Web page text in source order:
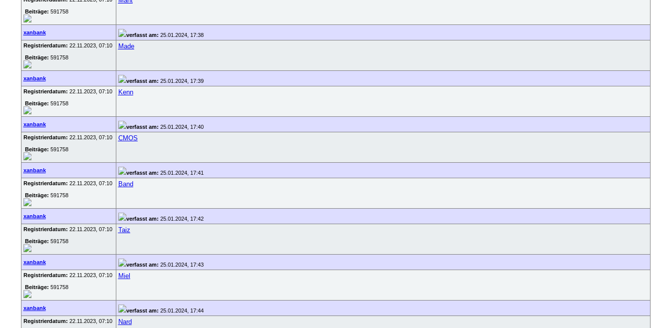
Beiträge: 591758
xanbank verfasst am: 25.01.2024, 17:38
Registrierdatum: 22.11.2023, 07:10
Beiträge: 591758
Made
xanbank verfasst am: 25.01.2024, 17:39
Registrierdatum: 22.11.2023, 07:10
Beiträge: 591758
Kenn
xanbank verfasst am: 25.01.2024, 17:40
Registrierdatum: 22.11.2023, 07:10
Beiträge: 591758
CMOS
xanbank verfasst am: 25.01.2024, 17:41
Registrierdatum: 22.11.2023, 07:10
Beiträge: 591758
Band
xanbank verfasst am: 25.01.2024, 17:42
Registrierdatum: 22.11.2023, 07:10
Beiträge: 591758
Taiz
xanbank verfasst am: 25.01.2024, 17:43
Registrierdatum: 22.11.2023, 07:10
Beiträge: 591758
Miel
xanbank verfasst am: 25.01.2024, 17:44
Registrierdatum: 22.11.2023, 07:10
Nard